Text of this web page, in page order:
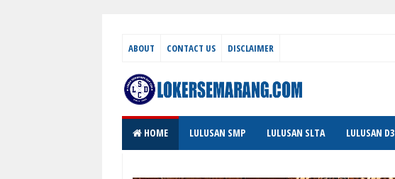
ABOUT CONTACT US DISCLAIMER
HOME LULUSAN SMP LULUSAN SLTA LULUSAN D3